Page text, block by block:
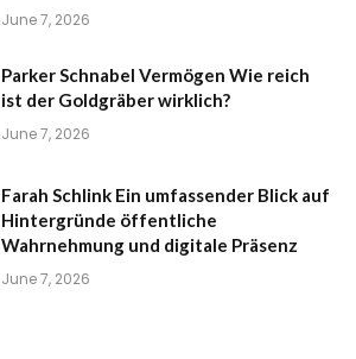
June 7, 2026
Parker Schnabel Vermögen Wie reich
ist der Goldgräber wirklich?
June 7, 2026
Farah Schlink Ein umfassender Blick auf
Hintergründe öffentliche
Wahrnehmung und digitale Präsenz
June 7, 2026